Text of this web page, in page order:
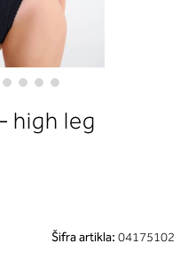
high leg
Šifra artikla: 04175102
prebrali, katera globina
vaši meri (A, B …) – iščite v
ki ste ga določili s